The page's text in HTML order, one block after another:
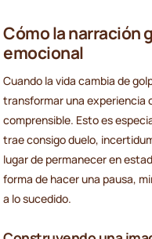
Cómo la narración
emocional
Cuando la vida cambia de
transformar una experiencia
comprensible. Esto es
trae consigo duelo,
lugar de permanecer en
forma de hacer una pausa,
a lo sucedido.